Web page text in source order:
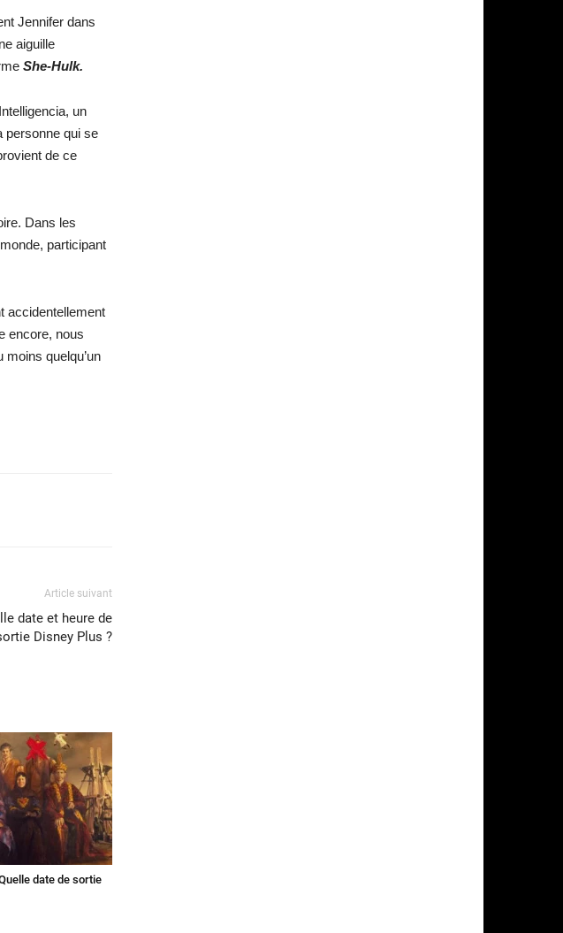
Jennifer dans
aiguille
She-Hulk.
un
personne qui se
de ce
Dans les
participant
accidentellement
encore, nous
quelqu’un
Article suivant
date et heure de
Disney Plus ?
date de sortie